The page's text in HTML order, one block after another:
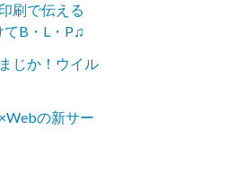
刷で伝える
B・L・P♫
じか！ウイル
の新サー